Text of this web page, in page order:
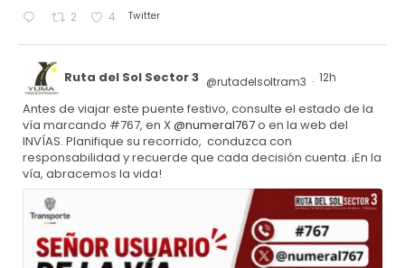
2 4 Twitter
Ruta del Sol Sector 3 @rutadelsoltram3 · 12h
Antes de viajar este puente festivo, consulte el estado de la
vía marcando #767, en X@numeral767o en la web del
INVÍAS. Planifique su recorrido, conduzca con
responsabilidad y recuerde que cada decisión cuenta. ¡En la
vía, abracemos la vida!